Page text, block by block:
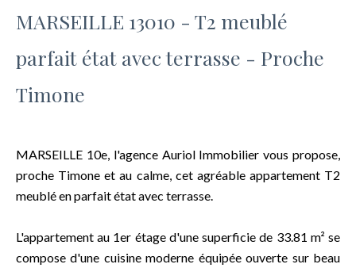
MARSEILLE 13010 - T2 meublé
parfait état avec terrasse - Proche
Timone
MARSEILLE 10e, l'agence Auriol Immobilier vous propose,
proche Timone et au calme, cet agréable appartement T2
meublé en parfait état avec terrasse.
L'appartement au 1er étage d'une superficie de 33.81 m² se
compose d'une cuisine moderne équipée ouverte sur beau